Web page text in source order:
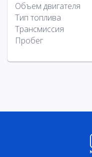
Объем двигателя
Тип топлива
Трансмиссия
Пробег